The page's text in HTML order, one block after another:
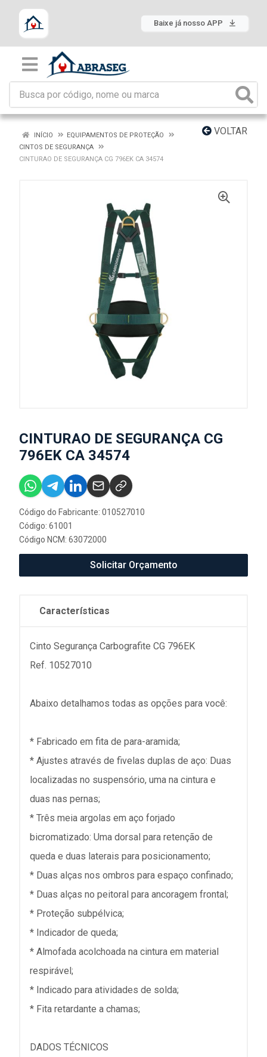
Baixe já nosso APP
VOLTAR
INÍCIO
EQUIPAMENTOS DE PROTEÇÃO
CINTOS DE SEGURANÇA
CINTURAO DE SEGURANÇA CG 796EK CA 34574
CINTURAO DE SEGURANÇA CG
796EK CA 34574
Código do Fabricante: 010527010
Código: 61001
Código NCM: 63072000
Solicitar Orçamento
Características
Cinto Segurança Carbografite CG 796EK
Ref. 10527010
Abaixo detalhamos todas as opções para você:
* Fabricado em fita de para-aramida;
* Ajustes através de fivelas duplas de aço: Duas
localizadas no suspensório, uma na cintura e
duas nas pernas;
* Três meia argolas em aço forjado
bicromatizado: Uma dorsal para retenção de
queda e duas laterais para posicionamento;
* Duas alças nos ombros para espaço confinado;
* Duas alças no peitoral para ancoragem frontal;
* Proteção subpélvica;
* Indicador de queda;
* Almofada acolchoada na cintura em material
respirável;
* Indicado para atividades de solda;
* Fita retardante a chamas;
DADOS TÉCNICOS